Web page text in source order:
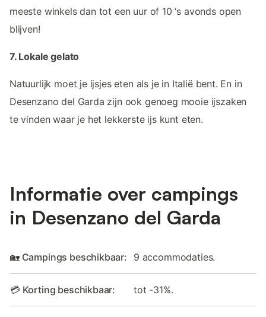
meeste winkels dan tot een uur of 10 ‘s avonds open
blijven!
7. Lokale gelato
Natuurlijk moet je ijsjes eten als je in Italië bent. En in
Desenzano del Garda zijn ook genoeg mooie ijszaken
te vinden waar je het lekkerste ijs kunt eten.
Informatie over campings
in Desenzano del Garda
🏡 Campings beschikbaar: 9 accommodaties.
💳 Korting beschikbaar: tot -31%.